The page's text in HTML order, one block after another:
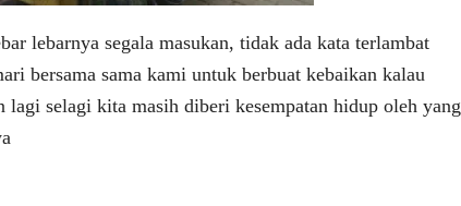
lebarnya segala masukan, tidak ada kata terlambat
bersama sama kami untuk berbuat kebaikan kalau
lagi selagi kita masih diberi kesempatan hidup oleh yang